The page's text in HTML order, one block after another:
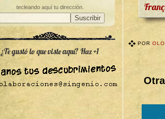
POR
tecleando aquí tu dirección.
¿Te gustó lo que viste aquí? Haz +1